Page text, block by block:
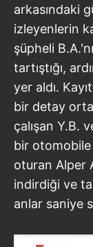
arkasındaki
izleyenlerin
şüpheli
tartıştığı,
yer aldı.
bir detay
çalışan Y.B.
bir otomobile
oturan Alper
indirdiği ve
anlar saniye